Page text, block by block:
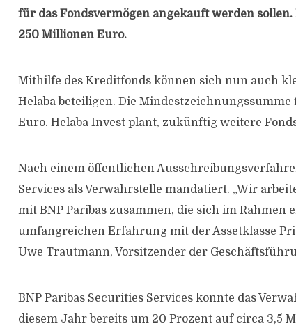
für das Fondsvermögen angekauft werden
250 Millionen Euro.
Mithilfe des Kreditfonds können sich nun auch
Helaba beteiligen. Die
Euro. Helaba Invest plant, zukünftig weitere
Nach einem öffentlichen
Services als Verwahrstelle mandatiert. „Wir
mit BNP Paribas zusammen, die sich im
umfangreichen Erfahrung mit der Assetklasse
Uwe Trautmann, Vorsitzender der
BNP Paribas Securities Services konnte das
diesem Jahr bereits um 20 Prozent auf circa 3,5